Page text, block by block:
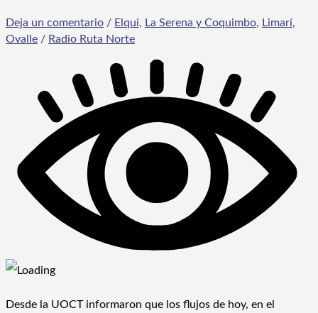
Deja un comentario / Elqui, La Serena y Coquimbo, Limarí,
Ovalle / Radio Ruta Norte
Desde la UOCT informaron que los flujos de hoy, en el